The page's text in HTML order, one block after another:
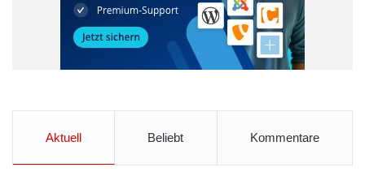
Hootsuite Familie gehören“, fügt Armando Biondi, COO von
AdEspresso, hinzu. „Wir freuen uns darauf, Organisationen mit
einer herausragenden Plattform zur Maximierung ihrer Social
Aktuell Beliebt Kommentare